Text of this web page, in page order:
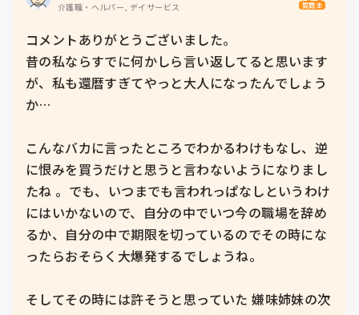
介護職・ヘルパー, デイサービス 質問主
コメントありがとうございました。
昔の私ならすでに何かしら言い返してると思います
が、私も還暦すぎてやっと大人になったんでしょう
か…
こんなバカに言ったところでわかるわけもなし、逆
に恨みを買うだけと思うと言わないようになりまし
たね 。でも、いつまでも言われっぱなしというわけ
にはいかないので、自分の中でいつ今の職場を辞め
るか、自分の中で期限を切っているのでその時にな
ったらおそらく大爆発するでしょうね。
そしてその時には許そうと思っていた 嫌味姉妹の次